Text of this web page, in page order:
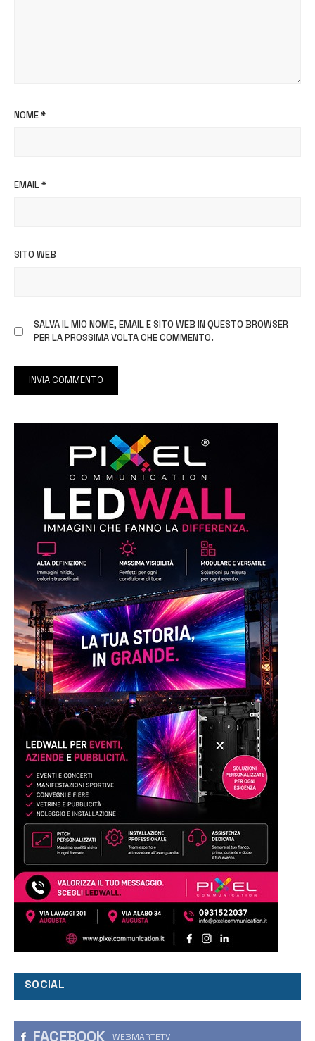
NOME*
EMAIL*
SITO WEB
SALVA IL MIO NOME, EMAIL E SITO WEB IN QUESTO BROWSER
PER LA PROSSIMA VOLTA CHE COMMENTO.
SOCIAL
FACEBOOK WEBMARTETV